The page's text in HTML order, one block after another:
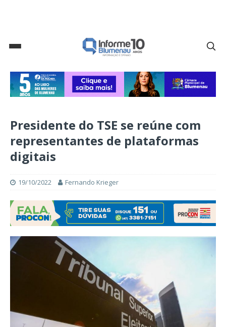
Presidente do TSE se reúne com
representantes de plataformas
digitais
19/10/2022 Fernando Krieger